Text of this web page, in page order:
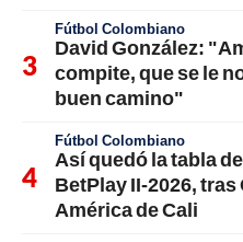
Fútbol Colombiano
David González:
compite, que se le
buen camino"
Fútbol Colombiano
Así quedó la tabla
BetPlay II-2026, tras
América de Cali